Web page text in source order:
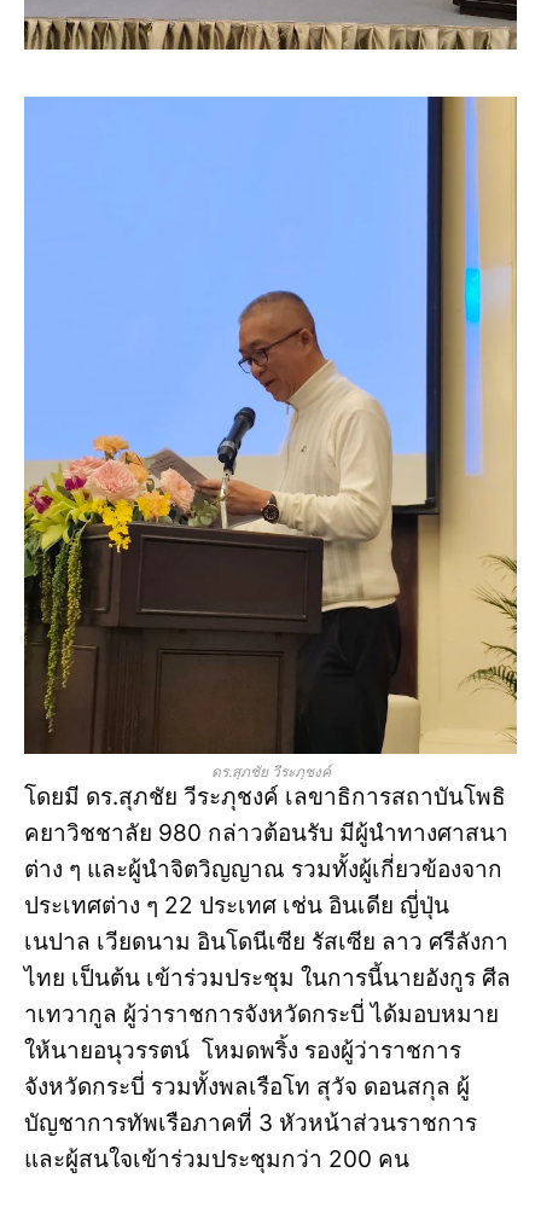
ดร.สุภชัย วีระภุชงค์
โดยมี ดร.สุภชัย วีระภุชงค์ เลขาธิการสถาบันโพธิ
คยาวิชชาลัย 980 กล่าวต้อนรับ มีผู้นำทางศาสนา
ต่าง ๆ และผู้นำจิตวิญญาณ รวมทั้งผู้เกี่ยวข้องจาก
ประเทศต่าง ๆ 22 ประเทศ เช่น อินเดีย ญี่ปุ่น
เนปาล เวียดนาม อินโดนีเซีย รัสเซีย ลาว ศรีลังกา
ไทย เป็นต้น เข้าร่วมประชุม ในการนี้นายอังกูร ศีล
าเทวากูล ผู้ว่าราชการจังหวัดกระบี่ ได้มอบหมาย
ให้นายอนุวรรตน์ โหมดพริ้ง รองผู้ว่าราชการ
จังหวัดกระบี่ รวมทั้งพลเรือโท สุวัจ ดอนสกุล ผู้
บัญชาการทัพเรือภาคที่ 3 หัวหน้าส่วนราชการ
และผู้สนใจเข้าร่วมประชุมกว่า 200 คน